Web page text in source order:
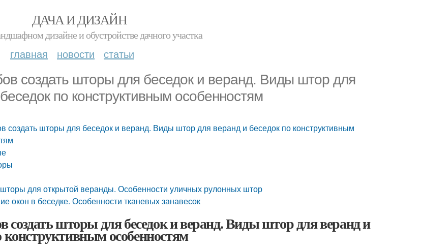
ДАЧА И ДИЗАЙН
дизайне и обустройстве дачного участка
главная новости статьи
создать шторы для беседок и веранд. Виды штор для
по конструктивным особенностям
создать шторы для беседок и веранд. Виды штор для веранд и беседок по конструктивным
для открытой веранды. Особенности уличных рулонных штор
окон в беседке. Особенности тканевых занавесок
создать шторы для беседок и веранд. Виды штор для веранд и
конструктивным особенностям